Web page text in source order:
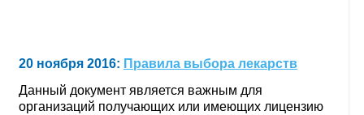
20 ноября 2016: Правила выбора лекарств
Данный документ является важным для
организаций получающих или имеющих лицензию